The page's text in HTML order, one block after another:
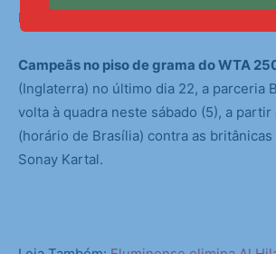
McNally por 2 sets a 1 (6/1, 2/6 e 6/3).
Campeãs no piso de grama do WTA
(Inglaterra) no último dia 22, a parceria
volta à quadra neste sábado (5), a
(horário de Brasília) contra as
Sonay Kartal.